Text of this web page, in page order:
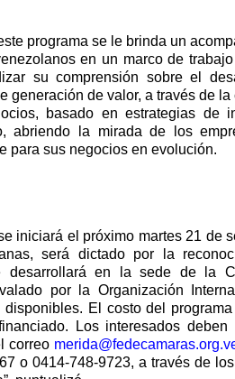
programa se le brinda un
en un marco de
su comprensión sobre el
generación de valor, a través de la
basado en estrategias de
abriendo la mirada de los
para sus negocios en evolución.
iniciará el próximo martes 21 de
será dictado por la
desarrollará en la sede de la
por la Organización
El costo del
Los interesados deben
correo
o 0414-748-9723, a través de